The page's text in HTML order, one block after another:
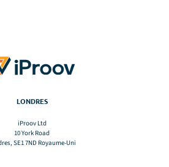
LONDRES
iProov Ltd
10 York Road
SE1 7ND Royaume-Uni